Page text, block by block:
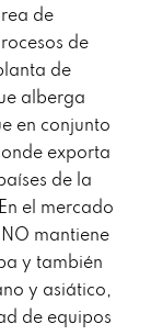
de
de
de
alberga
en conjunto
exporta
de la
el mercado
mantiene
y también
y asiático,
de equipos